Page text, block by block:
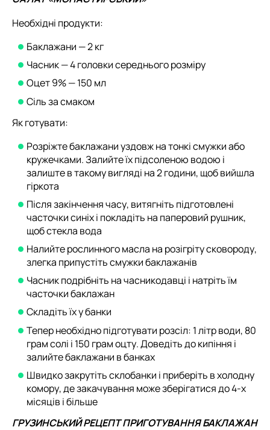
Необхідні продукти:
Баклажани — 2 кг
Часник — 4 головки середнього розміру
Оцет 9% — 150 мл
Сіль за смаком
Як готувати:
Розріжте баклажани уздовж на тонкі смужки або
кружечками. Залийте їх підсоленою водою і
залиште в такому вигляді на 2 години, щоб вийшла
гіркота
Після закінчення часу, витягніть підготовлені
часточки синіх і покладіть на паперовий рушник,
щоб стекла вода
Налийте рослинного масла на розігріту сковороду,
злегка припустіть смужки баклажанів
Часник подрібніть на часникодавці і натріть їм
часточки баклажан
Складіть їх у банки
Тепер необхідно підготувати розсіл: 1 літр води, 80
грам солі і 150 грам оцту. Доведіть до кипіння і
залийте баклажани в банках
Швидко закрутіть склобанки і приберіть в холодну
комору, де закачування може зберігатися до 4-х
місяців і більше
ГРУЗИНСЬКИЙ РЕЦЕПТ ПРИГОТУВАННЯ БАКЛАЖАН